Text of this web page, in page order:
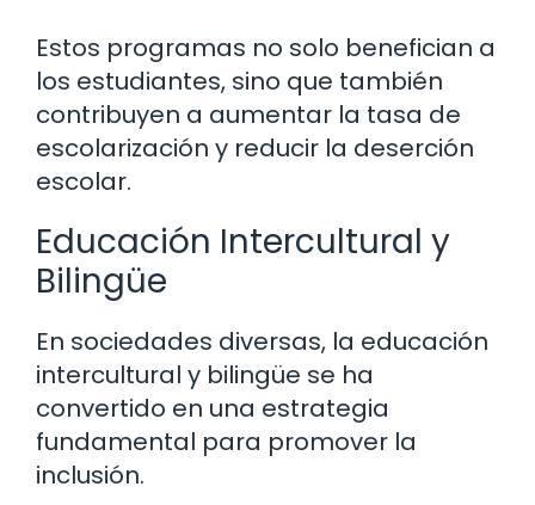
Estos programas no solo benefician a
los estudiantes, sino que también
contribuyen a aumentar la tasa de
escolarización y reducir la deserción
escolar.
Educación Intercultural y
Bilingüe
En sociedades diversas, la educación
intercultural y bilingüe se ha
convertido en una estrategia
fundamental para promover la
inclusión.